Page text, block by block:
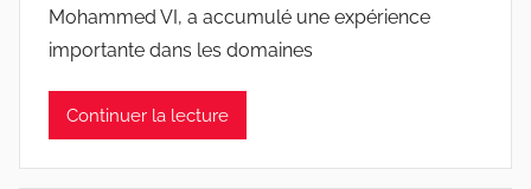
Mohammed VI, a accumulé une expérience
importante dans les domaines
Continuer la lecture